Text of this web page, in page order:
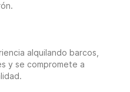
alquilando barcos,
y se compromete a